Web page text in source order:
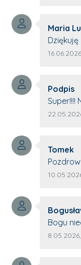
Autor
Maria
Treść
którym
Data
Autor
Podpis
Treść
Data
Autor
Tomek
Treść
Data
Autor
Treść
Bogu
Data